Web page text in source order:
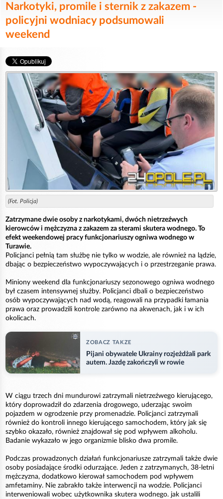
Narkotyki, promile i sternik z zakazem -
policyjni wodniacy podsumowali
weekend
(Fot. Policja)
Zatrzymane dwie osoby z narkotykami, dwóch nietrzeźwych
kierowców i mężczyzna z zakazem za sterami skutera wodnego. To
efekt weekendowej pracy funkcjonariuszy ogniwa wodnego w
Turawie.
Policjanci pełnią tam służbę nie tylko w wodzie, ale również na lądzie,
dbając o bezpieczeństwo wypoczywających i o przestrzeganie prawa.
Miniony weekend dla funkcjonariuszy sezonowego ogniwa wodnego
był czasem intensywnej służby. Policjanci dbali o bezpieczeństwo
osób wypoczywających nad wodą, reagowali na przypadki łamania
prawa oraz prowadzili kontrole zarówno na akwenach, jak i w ich
okolicach.
ZOBACZ TAKZE
Pijani obywatele Ukrainy rozjeżdżali park
autem. Jazdę zakończyli w rowie
W ciągu trzech dni mundurowi zatrzymali nietrzeźwego kierującego,
który doprowadził do zdarzenia drogowego, uderzając swoim
pojazdem w ogrodzenie przy promenadzie. Policjanci zatrzymali
również do kontroli innego kierującego samochodem, który jak się
szybko okazało, również znajdował się pod wpływem alkoholu.
Badanie wykazało w jego organizmie blisko dwa promile.
Podczas prowadzonych działań funkcjonariusze zatrzymali także dwie
osoby posiadające środki odurzające. Jeden z zatrzymanych, 38-letni
mężczyzna, dodatkowo kierował samochodem pod wpływem
amfetaminy. Nie zabrakło także interwencji na wodzie. Policjanci
interweniowali wobec użytkownika skutera wodnego. jak ustalili